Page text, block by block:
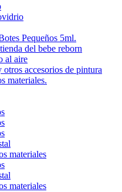
Pequeños 5ml.
del bebe reborn
al aire
otros accesorios de pintura
materiales.
materiales
materiales